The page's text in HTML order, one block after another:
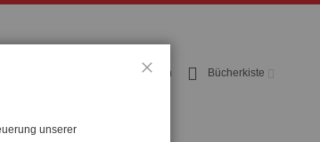
Bücherkiste
Anmelden
unserer